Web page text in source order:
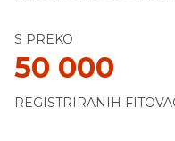
S PREKO
50 000
REGISTRIRANIH